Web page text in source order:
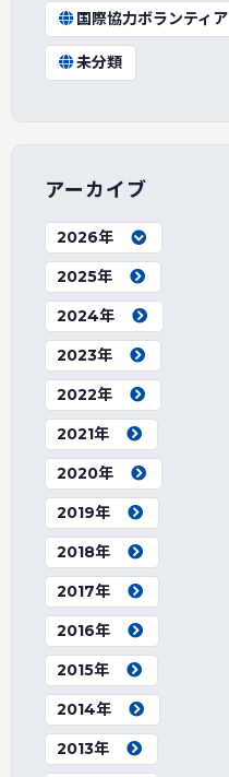
国際協力ボランティア
未分類
アーカイブ
2026年
2025年
2024年
2023年
2022年
2021年
2020年
2019年
2018年
2017年
2016年
2015年
2014年
2013年